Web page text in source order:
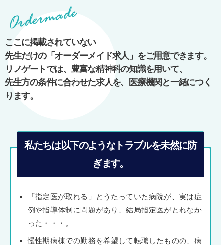
ゲ
シ
ョ
ン
ここに掲載されていない
先生だけの「オーダーメイド求人」をご用意できます。
リノゲートでは、豊富な精神科の知識を用いて、
先生方の条件に合わせた求人を、医療機関と一緒につく
ります。
私たちは以下のようなトラブルを未然に防
ぎます。
「指定医が取れる」とうたっていた病院が、実は症
例や指導体制に問題があり、結局指定医がとれなか
った・・・。
慢性期病棟での勤務を希望して転職したものの、病